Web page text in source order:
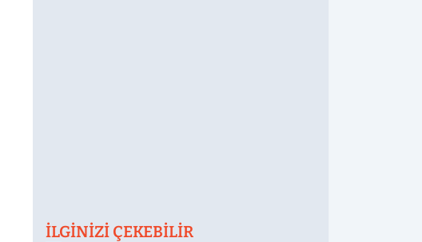
İLGINIZI ÇEKEBILIR